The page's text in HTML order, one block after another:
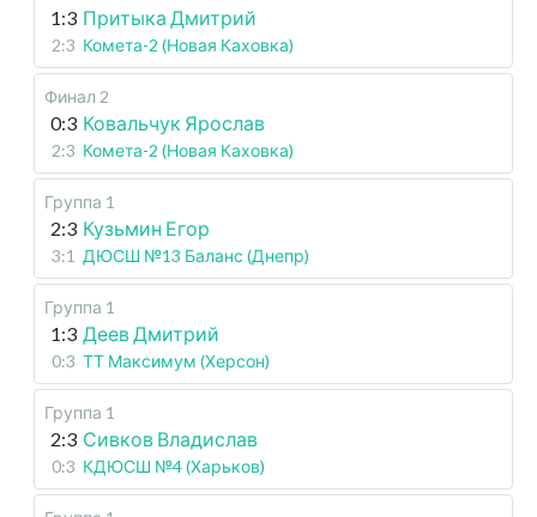
1:3 Притыка Дмитрий
2:3 Комета-2 (Новая Каховка)
Финал 2
0:3 Ковальчук Ярослав
2:3 Комета-2 (Новая Каховка)
Группа 1
2:3 Кузьмин Егор
3:1 ДЮСШ №13 Баланс (Днепр)
Группа 1
1:3 Деев Дмитрий
0:3 ТТ Максимум (Херсон)
Группа 1
2:3 Сивков Владислав
0:3 КДЮСШ №4 (Харьков)